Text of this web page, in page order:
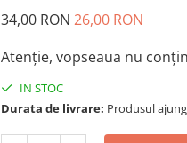
34,00 RON26,00 RON
Atenție, vopseaua nu
IN STOC
Durata de livrare: Produsul